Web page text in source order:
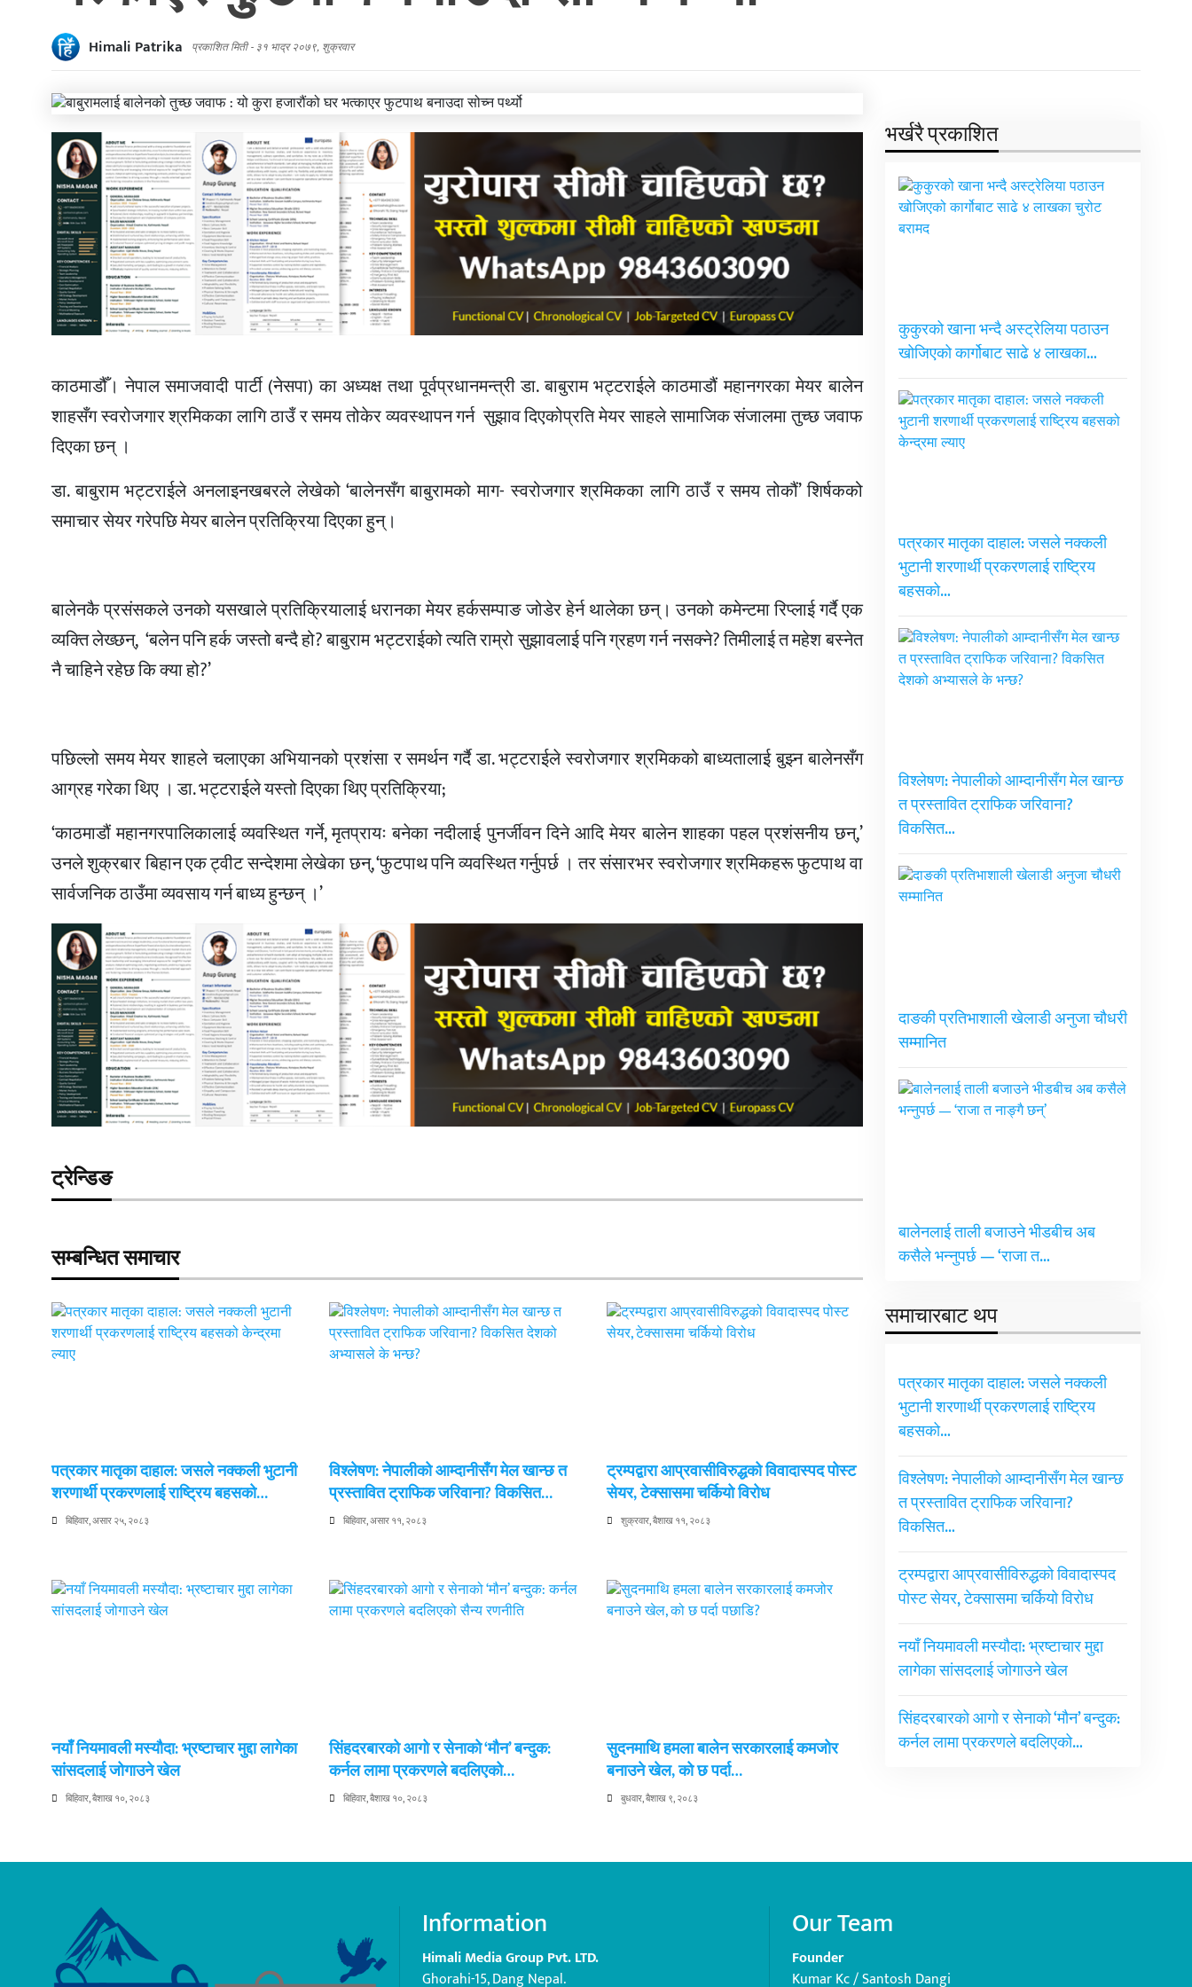
Himali Patrika प्रकाशित मिती - ३१ भाद्र २०७९, शुक्रवार
काठमाडौँ। नेपाल समाजवादी पार्टी (नेसपा) का अध्यक्ष तथा पूर्वप्रधानमन्त्री डा. बाबुराम भट्टराईले काठमाडौं महानगरका मेयर बालेन
शाहसँग स्वरोजगार श्रमिकका लागि ठाउँ र समय तोकेर व्यवस्थापन गर्न सुझाव दिएकोप्रति मेयर साहले सामाजिक संजालमा तुच्छ जवाफ
दिएका छन् ।
डा. बाबुराम भट्टराईले अनलाइनखबरले लेखेको ‘बालेनसँग बाबुरामको माग- स्वरोजगार श्रमिकका लागि ठाउँ र समय तोकौं’ शिर्षकको
समाचार सेयर गरेपछि मेयर बालेन प्रतिक्रिया दिएका हुन्।
बालेनकै प्रसंसकले उनको यसखाले प्रतिक्रियालाई धरानका मेयर हर्कसम्पाङ जोडेर हेर्न थालेका छन्। उनको कमेन्टमा रिप्लाई गर्दै एक
व्यक्ति लेख्छन्, ‘बलेन पनि हर्क जस्तो बन्दै हो? बाबुराम भट्टराईको त्यति राम्रो सुझावलाई पनि ग्रहण गर्न नसक्ने? तिमीलाई त महेश बस्नेत
नै चाहिने रहेछ कि क्या हो?’
पछिल्लो समय मेयर शाहले चलाएका अभियानको प्रशंसा र समर्थन गर्दै डा. भट्टराईले स्वरोजगार श्रमिकको बाध्यतालाई बुझ्न बालेनसँग
आग्रह गरेका थिए । डा. भट्टराईले यस्तो दिएका थिए प्रतिक्रिया;
‘काठमाडौं महानगरपालिकालाई व्यवस्थित गर्ने, मृतप्रायः बनेका नदीलाई पुनर्जीवन दिने आदि मेयर बालेन शाहका पहल प्रशंसनीय छन्,’
उनले शुक्रबार बिहान एक ट्वीट सन्देशमा लेखेका छन्, ‘फुटपाथ पनि व्यवस्थित गर्नुपर्छ । तर संसारभर स्वरोजगार श्रमिकहरू फुटपाथ वा
सार्वजनिक ठाउँमा व्यवसाय गर्न बाध्य हुन्छन् ।’
ट्रेन्डिङ
सम्बन्धित समाचार
पत्रकार मातृका दाहाल: जसले नक्कली भुटानी
शरणार्थी प्रकरणलाई राष्ट्रिय बहसको…
बिहिवार, असार २५, २०८३
विश्लेषण: नेपालीको आम्दानीसँग मेल खान्छ त
प्रस्तावित ट्राफिक जरिवाना? विकसित…
बिहिवार, असार ११, २०८३
ट्रम्पद्वारा आप्रवासीविरुद्धको विवादास्पद पोस्ट
सेयर, टेक्सासमा चर्कियो विरोध
शुक्रवार, बैशाख ११, २०८३
नयाँ नियमावली मस्यौदा: भ्रष्टाचार मुद्दा लागेका
सांसदलाई जोगाउने खेल
बिहिवार, बैशाख १०, २०८३
सिंहदरबारको आगो र सेनाको ‘मौन’ बन्दुक:
कर्नल लामा प्रकरणले बदलिएको…
बिहिवार, बैशाख १०, २०८३
सुदनमाथि हमला बालेन सरकारलाई कमजोर
बनाउने खेल, को छ पर्दा…
बुधवार, बैशाख ९, २०८३
भर्खरै प्रकाशित
कुकुरको खाना भन्दै अस्ट्रेलिया पठाउन
खोजिएको कार्गोबाट साढे ४ लाखका…
पत्रकार मातृका दाहाल: जसले नक्कली
भुटानी शरणार्थी प्रकरणलाई राष्ट्रिय
बहसको…
विश्लेषण: नेपालीको आम्दानीसँग मेल खान्छ
त प्रस्तावित ट्राफिक जरिवाना?
विकसित…
दाङकी प्रतिभाशाली खेलाडी अनुजा चौधरी
सम्मानित
बालेनलाई ताली बजाउने भीडबीच अब
कसैले भन्नुपर्छ — ‘राजा त…
समाचारबाट थप
पत्रकार मातृका दाहाल: जसले नक्कली
भुटानी शरणार्थी प्रकरणलाई राष्ट्रिय
बहसको…
विश्लेषण: नेपालीको आम्दानीसँग मेल खान्छ
त प्रस्तावित ट्राफिक जरिवाना?
विकसित…
ट्रम्पद्वारा आप्रवासीविरुद्धको विवादास्पद
पोस्ट सेयर, टेक्सासमा चर्कियो विरोध
नयाँ नियमावली मस्यौदा: भ्रष्टाचार मुद्दा
लागेका सांसदलाई जोगाउने खेल
सिंहदरबारको आगो र सेनाको ‘मौन’ बन्दुक:
कर्नल लामा प्रकरणले बदलिएको…
Information
Himali Media Group Pvt. LTD.
Ghorahi-15, Dang Nepal.
Our Team
Founder
Kumar Kc / Santosh Dangi